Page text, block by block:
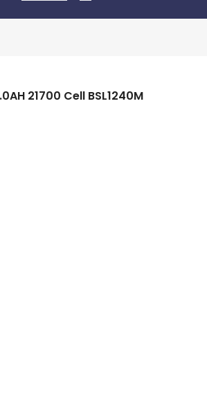
21700 Cell BSL1240M